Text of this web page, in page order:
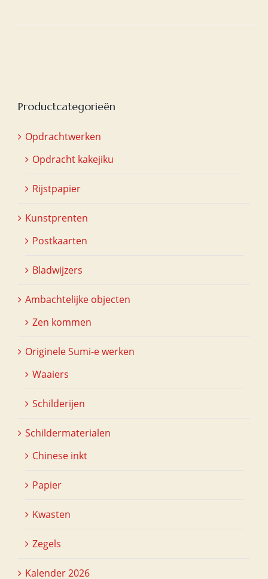
Productcategorieën
Opdrachtwerken
Opdracht kakejiku
Rijstpapier
Kunstprenten
Postkaarten
Bladwijzers
Ambachtelijke objecten
Zen kommen
Originele Sumi-e werken
Waaiers
Schilderijen
Schildermaterialen
Chinese inkt
Papier
Kwasten
Zegels
Kalender 2026